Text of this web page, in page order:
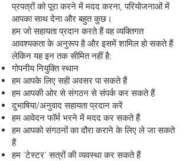
प्रपत्रों को पूरा करने में मदद करना, परियोजनाओं में
आपका साथ देना और बहुत कुछ।
हम जो सहायता प्रदान करते हैं वह व्यक्तिगत
आवश्यकता के अनुरूप है और इसमें शामिल हो सकते हैं
लेकिन यह इन तक सीमित नहीं है:
गोपनीय नियुक्ति स्थान
हम आपके लिए सही अवसर पा सकते हैं
हम आपकी ओर से संगठन से संपर्क कर सकते हैं
दुभाषिया/अनुवाद सहायता प्रदान करें
हम आवेदन फॉर्म भरने में मदद कर सकते हैं
हम आपको संगठनों का दौरा कराने के लिए ले जा सकते
हैं
हम 'टेस्टर' सत्रों की व्यवस्था कर सकते हैं